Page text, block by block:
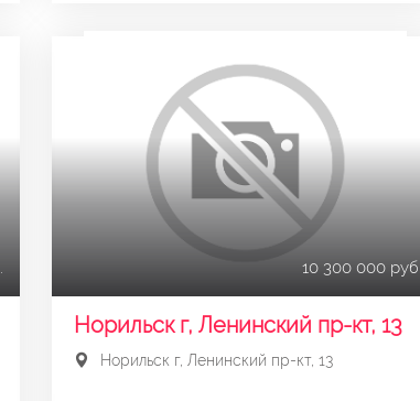
10 300 000 руб.
Норильск г, Ленинский пр-кт, 13
Норильск г, Ленинский пр-кт, 13